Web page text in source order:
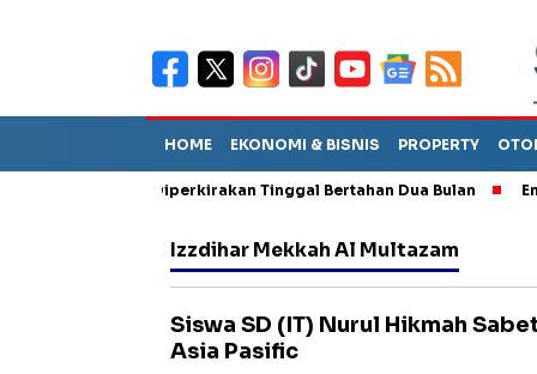
HOME EKONOMI & BISNIS PROPERTY
Sebut TPA Diperkirakan Tinggal Bertahan Dua Bulan Empat
Izzdihar Mekkah Al Multazam
Siswa SD (IT) Nurul Hikmah
Asia Pasific